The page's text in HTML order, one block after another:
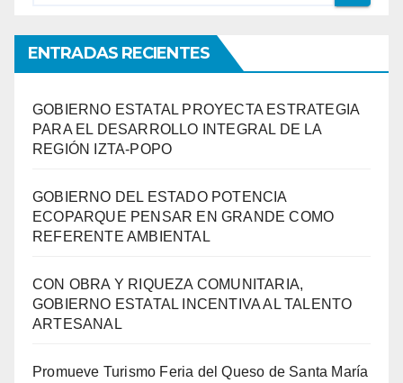
ENTRADAS RECIENTES
GOBIERNO ESTATAL PROYECTA ESTRATEGIA
PARA EL DESARROLLO INTEGRAL DE LA
REGIÓN IZTA-POPO
GOBIERNO DEL ESTADO POTENCIA
ECOPARQUE PENSAR EN GRANDE COMO
REFERENTE AMBIENTAL
CON OBRA Y RIQUEZA COMUNITARIA,
GOBIERNO ESTATAL INCENTIVA AL TALENTO
ARTESANAL
Promueve Turismo Feria del Queso de Santa María